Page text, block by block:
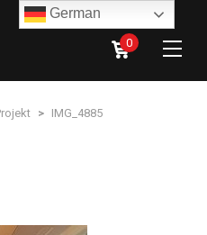
0
> IMG_4885
German